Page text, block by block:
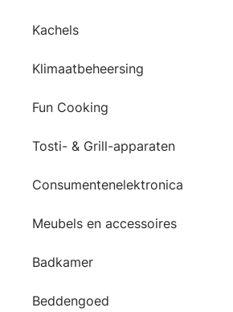
Kachels
Klimaatbeheersing
Fun Cooking
Tosti- & Grill-apparaten
Consumentenelektronica
Meubels en accessoires
Badkamer
Beddengoed